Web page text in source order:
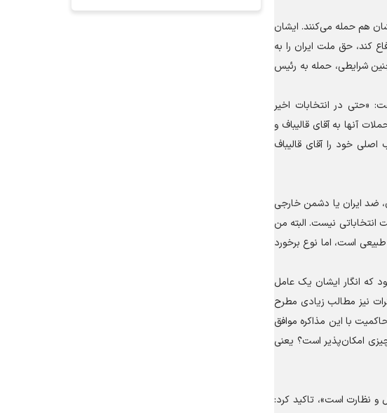
هم حمله می‌کنند. ایشان
کند، حق ملت ایران را به
شرایطی، حمله به رئیس
«حتی در انتخابات اخیر
آنها به آقای قالیباف و
اصلی خود را آقای قالیباف
ضد ایران یا دشمن خارجی
نیست. البته من
طبیعی است، اما نوع برخورد
که انگار ایشان یک عامل
نیز مطالب زیادی مطرح
با این مذاکره موافق
امکان‌پذیر است؟ یعنی
و نظارت است»، تاکید کرد: